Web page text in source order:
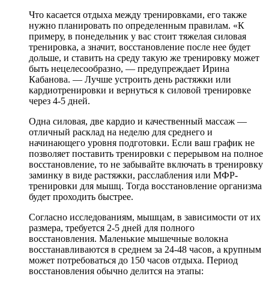
Что касается отдыха между тренировками, его также
нужно планировать по определенным правилам. «К
примеру, в понедельник у вас стоит тяжелая силовая
тренировка, а значит, восстановление после нее будет
дольше, и ставить на среду такую же тренировку может
быть нецелесообразно, — предупреждает Ирина
Кабанова. — Лучше устроить день растяжки или
кардиотренировки и вернуться к силовой тренировке
через 4-5 дней.
Одна силовая, две кардио и качественный массаж —
отличный расклад на неделю для среднего и
начинающего уровня подготовки. Если ваш график не
позволяет поставить тренировки с перерывом на полное
восстановление, то не забывайте включать в тренировку
заминку в виде растяжки, расслабления или МФР-
тренировки для мышц. Тогда восстановление организма
будет проходить быстрее.
Согласно исследованиям, мышцам, в зависимости от их
размера, требуется 2-5 дней для полного
восстановления. Маленькие мышечные волокна
восстанавливаются в среднем за 24-48 часов, а крупным
может потребоваться до 150 часов отдыха. Период
восстановления обычно делится на этапы: